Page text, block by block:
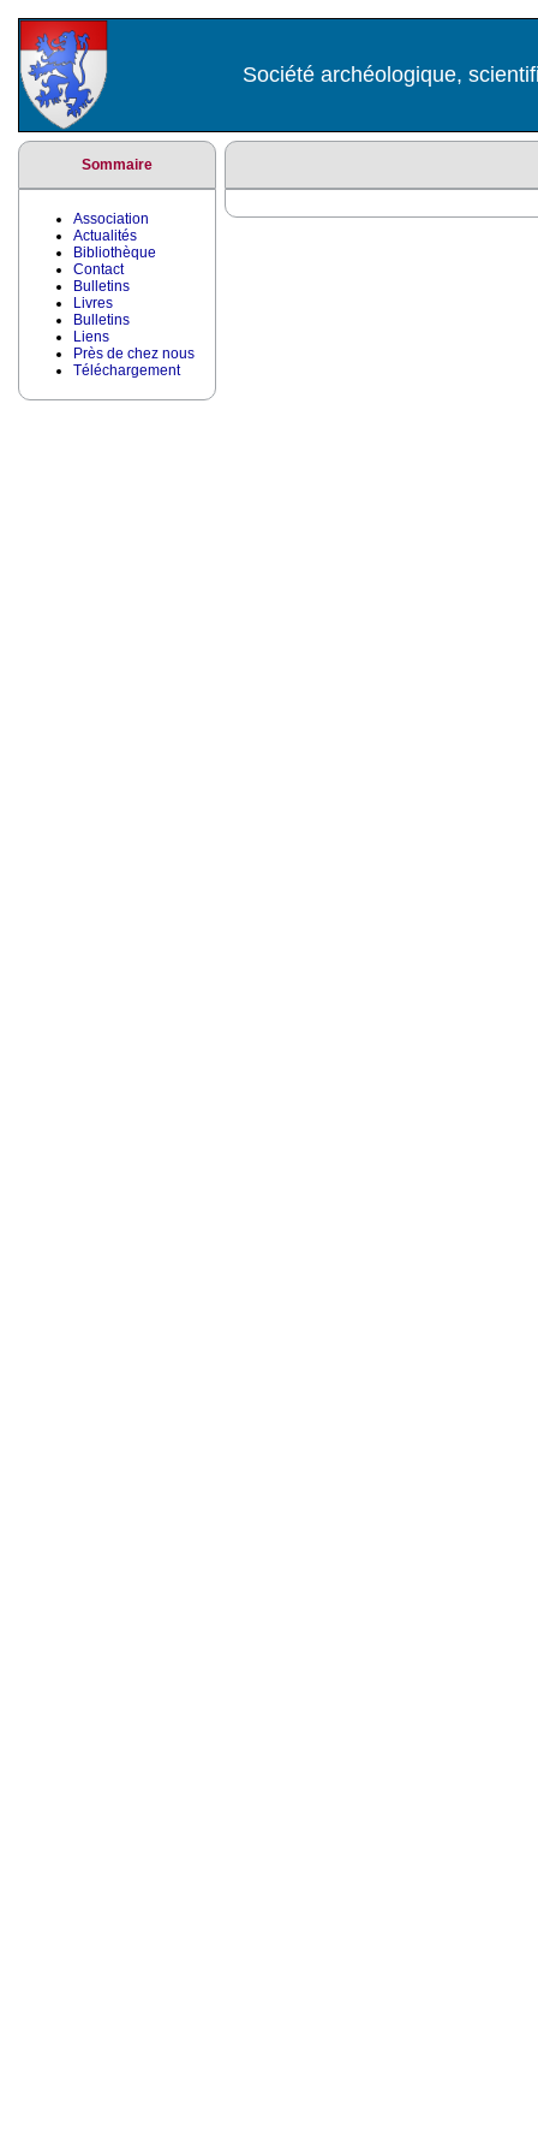
Société archéologique,
Sommaire
Association
Actualités
Bibliothèque
Contact
Bulletins
Livres
Bulletins
Liens
Près de chez nous
Téléchargement